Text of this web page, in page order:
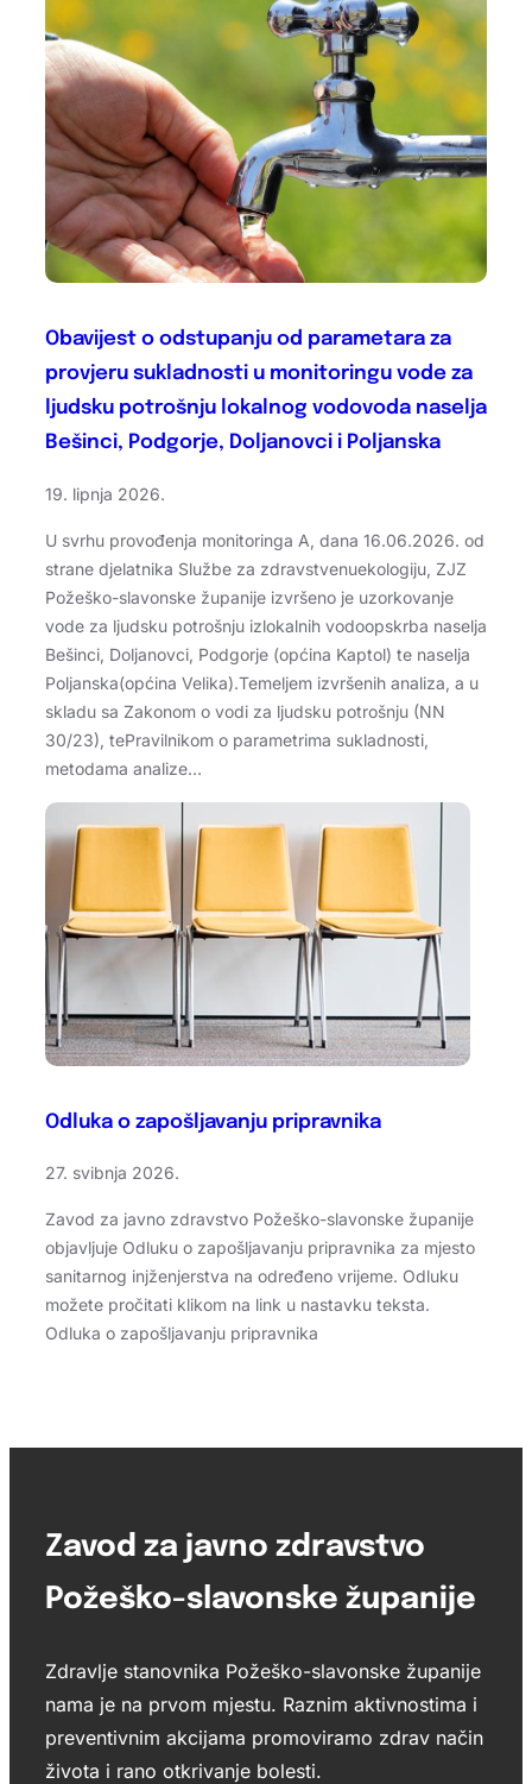
Obavijest o odstupanju od parametara za
provjeru sukladnosti u monitoringu vode za
ljudsku potrošnju lokalnog vodovoda naselja
Bešinci, Podgorje, Doljanovci i Poljanska
19. lipnja 2026.
U svrhu provođenja monitoringa A, dana 16.06.2026. od
strane djelatnika Službe za zdravstvenuekologiju, ZJZ
Požeško-slavonske županije izvršeno je uzorkovanje
vode za ljudsku potrošnju izlokalnih vodoopskrba naselja
Bešinci, Doljanovci, Podgorje (općina Kaptol) te naselja
Poljanska(općina Velika).Temeljem izvršenih analiza, a u
skladu sa Zakonom o vodi za ljudsku potrošnju (NN
30/23), tePravilnikom o parametrima sukladnosti,
metodama analize…
Odluka o zapošljavanju pripravnika
27. svibnja 2026.
Zavod za javno zdravstvo Požeško-slavonske županije
objavljuje Odluku o zapošljavanju pripravnika za mjesto
sanitarnog injženjerstva na određeno vrijeme. Odluku
možete pročitati klikom na link u nastavku teksta.
Odluka o zapošljavanju pripravnika
Zavod za javno zdravstvo
Požeško-slavonske županije
Zdravlje stanovnika Požeško-slavonske županije
nama je na prvom mjestu. Raznim aktivnostima i
preventivnim akcijama promoviramo zdrav način
života i rano otkrivanje bolesti.